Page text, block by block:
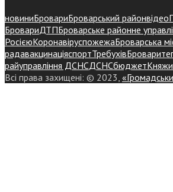
новиниБровариБроварський районвідео
БровариДТПБроварське районне
РосієюКоронавіруспожежаБроварська
радавакцинаціяспортТребухів
райуправління ДСНСДСНСбюджет
Всі права захищені: © 2023,